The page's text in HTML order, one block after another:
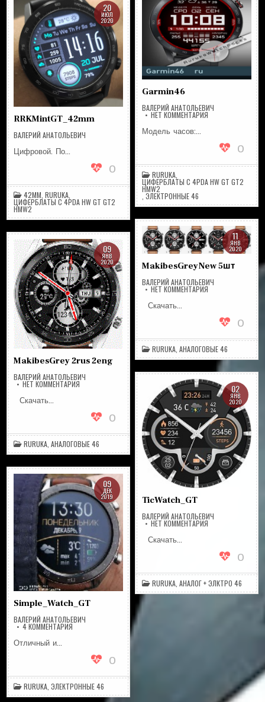
Garmin46
ВАЛЕРИЙ АНАТОЛЬЕВИЧ
НЕТ КОММЕНТАРИЯНА
Модель часов:…
0
RURUKA
ЦИФЕРБЛАТЫ С 4PDA HW GT GT2
HMW2
,ЭЛЕКТРОННЫЕ 46
20
ИЮЛ
2020
RRKMintGT_42mm
ВАЛЕРИЙ АНАТОЛЬЕВИЧ
Цифровой. По…
0
42ММ ,RURUKA
ЦИФЕРБЛАТЫ С 4PDA HW GT GT2
HMW2
11
ЯНВ
2020
MakibesGreyNew 5шт
ВАЛЕРИЙ АНАТОЛЬЕВИЧ
НЕТ КОММЕНТАРИЯНА
MAKIBESGREYNEW
Скачать…
0
RURUKA ,АНАЛОГОВЫЕ 46
09
ЯНВ
2020
MakibesGrey 2rus 2eng
ВАЛЕРИЙ АНАТОЛЬЕВИЧ
НЕТ КОММЕНТАРИЯНА
Скачать…
0
RURUKA ,АНАЛОГОВЫЕ 46
02
ЯНВ
2020
TicWatch_GT
ВАЛЕРИЙ АНАТОЛЬЕВИЧ
НЕТ КОММЕНТАРИЯНА
Скачать…
0
RURUKA ,АНАЛОГ + ЭЛКТРО 46
09
ДЕК
2019
Simple_Watch_GT
ВАЛЕРИЙ АНАТОЛЬЕВИЧ
4 КОММЕНТАРИЯК
Отличный и…
0
RURUKA ,ЭЛЕКТРОННЫЕ 46